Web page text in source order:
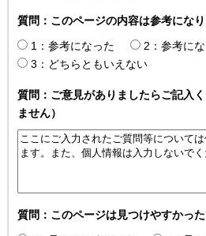
質問：このページの内容は参考にな
1：参考になった
2：参考に
3：どちらともいえない
質問：ご意見がありましたらご記入
ません）
質問：このページは見つけやすかっ